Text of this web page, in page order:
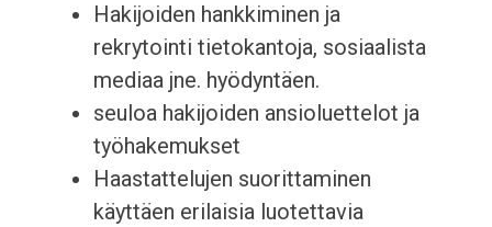
Hakijoiden hankkiminen ja
rekrytointi tietokantoja, sosiaalista
mediaa jne. hyödyntäen.
seuloa hakijoiden ansioluettelot ja
työhakemukset
Haastattelujen suorittaminen
käyttäen erilaisia luotettavia